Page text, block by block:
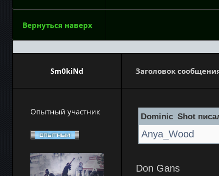
Вернуться наверх
Sm0kiNd Заголовок
Опытный участник
Dominic_Shot
Anya_Wood
Don Gans